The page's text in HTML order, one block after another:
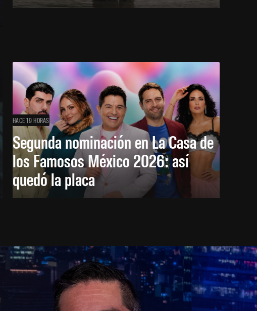
HACE 19 HORAS
Segunda nominación en La Casa de
los Famosos México 2026: así
quedó la placa